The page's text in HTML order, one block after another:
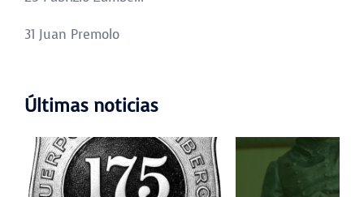
31 Juan Premolo
Últimas noticias